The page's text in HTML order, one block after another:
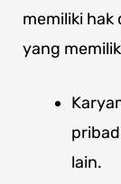
memiliki hak
yang
lain.